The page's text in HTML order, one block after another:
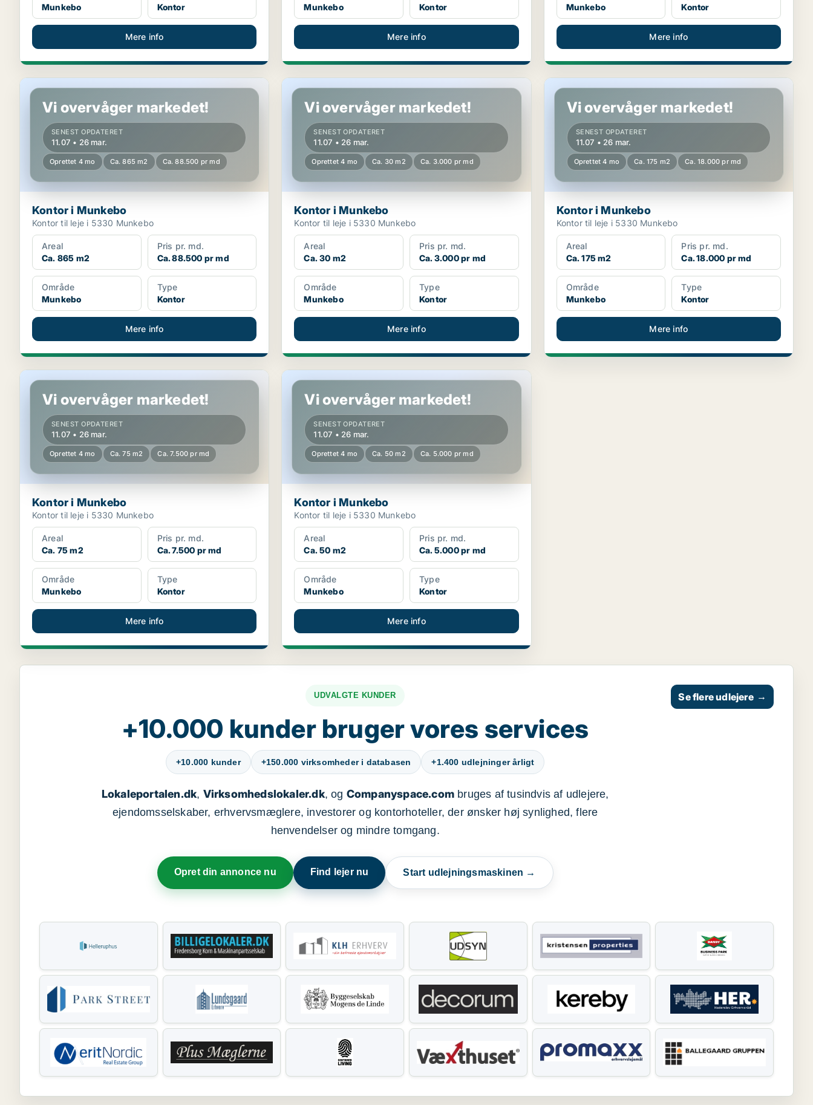
Munkebo
Kontor
Mere info
Munkebo
Kontor
Mere info
Munkebo
Kontor
Mere info
Kontor i Munkebo
Vi overvåger markedet!
SENEST OPDATERET
11.07 • 26 mar.
Oprettet 4 mo Ca. 865 m2 Ca. 88.500 pr md
Kontor i Munkebo
Kontor til leje i 5330 Munkebo
Areal
Ca. 865 m2
Pris pr. md.
Ca. 88.500 pr md
Område
Munkebo
Type
Kontor
Mere info
Kontor i Munkebo
Vi overvåger markedet!
SENEST OPDATERET
11.07 • 26 mar.
Oprettet 4 mo Ca. 30 m2 Ca. 3.000 pr md
Kontor i Munkebo
Kontor til leje i 5330 Munkebo
Areal
Ca. 30 m2
Pris pr. md.
Ca. 3.000 pr md
Område
Munkebo
Type
Kontor
Mere info
Kontor i Munkebo
Vi overvåger markedet!
SENEST OPDATERET
11.07 • 26 mar.
Oprettet 4 mo Ca. 175 m2 Ca. 18.000 pr md
Kontor i Munkebo
Kontor til leje i 5330 Munkebo
Areal
Ca. 175 m2
Pris pr. md.
Ca. 18.000 pr md
Område
Munkebo
Type
Kontor
Mere info
Kontor i Munkebo
Vi overvåger markedet!
SENEST OPDATERET
11.07 • 26 mar.
Oprettet 4 mo Ca. 75 m2 Ca. 7.500 pr md
Kontor i Munkebo
Kontor til leje i 5330 Munkebo
Areal
Ca. 75 m2
Pris pr. md.
Ca. 7.500 pr md
Område
Munkebo
Type
Kontor
Mere info
Kontor i Munkebo
Vi overvåger markedet!
SENEST OPDATERET
11.07 • 26 mar.
Oprettet 4 mo Ca. 50 m2 Ca. 5.000 pr md
Kontor i Munkebo
Kontor til leje i 5330 Munkebo
Areal
Ca. 50 m2
Pris pr. md.
Ca. 5.000 pr md
Område
Munkebo
Type
Kontor
Mere info
UDVALGTE KUNDER
+10.000 kunder bruger vores services
+10.000 kunder +150.000 virksomheder i databasen +1.400 udlejninger årligt
Lokaleportalen.dk, Virksomhedslokaler.dk, og Companyspace.combruges af tusindvis af udlejere,
ejendomsselskaber, erhvervsmæglere, investorer og kontorhoteller, der ønsker høj synlighed, flere
henvendelser og mindre tomgang.
Opret din annonce nu Find lejer nu Start udlejningsmaskinen →
Se flere udlejere →